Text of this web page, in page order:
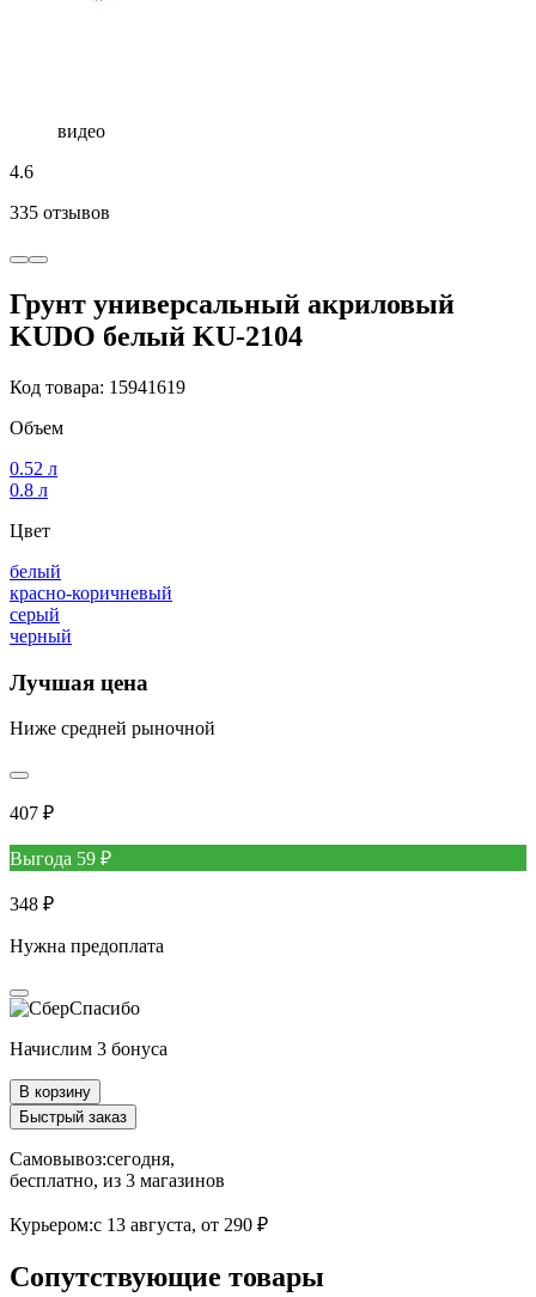
видео
4.6
335 отзывов
Грунт универсальный акриловый
KUDO белый KU-2104
Код товара: 15941619
Объем
0.52 л
0.8 л
Цвет
белый
красно-коричневый
серый
черный
Лучшая цена
Ниже средней рыночной
407 ₽
Выгода 59 ₽
348 ₽
Нужна предоплата
Начислим 3 бонуса
В корзину
Быстрый заказ
Самовывоз:сегодня,
бесплатно, из 3 магазинов
Курьером:c 13 августа, от 290 ₽
Сопутствующие товары